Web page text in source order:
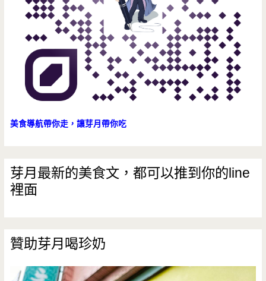
美食導航帶你走，讓芽月帶你吃
芽月最新的美食文，都可以推到你的line
裡面
贊助芽月喝珍奶